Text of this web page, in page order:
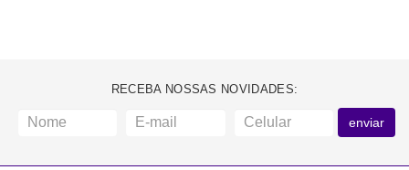
RECEBA NOSSAS NOVIDADES:
enviar